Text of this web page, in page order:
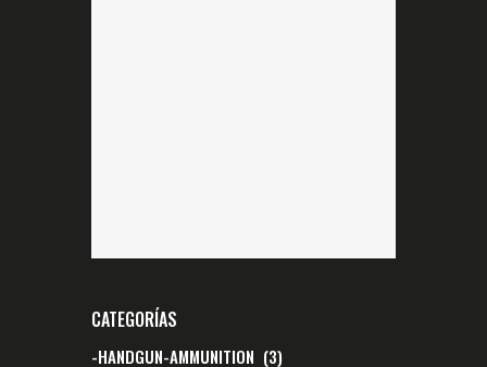
CATEGORÍAS
-HANDGUN-AMMUNITION (3)